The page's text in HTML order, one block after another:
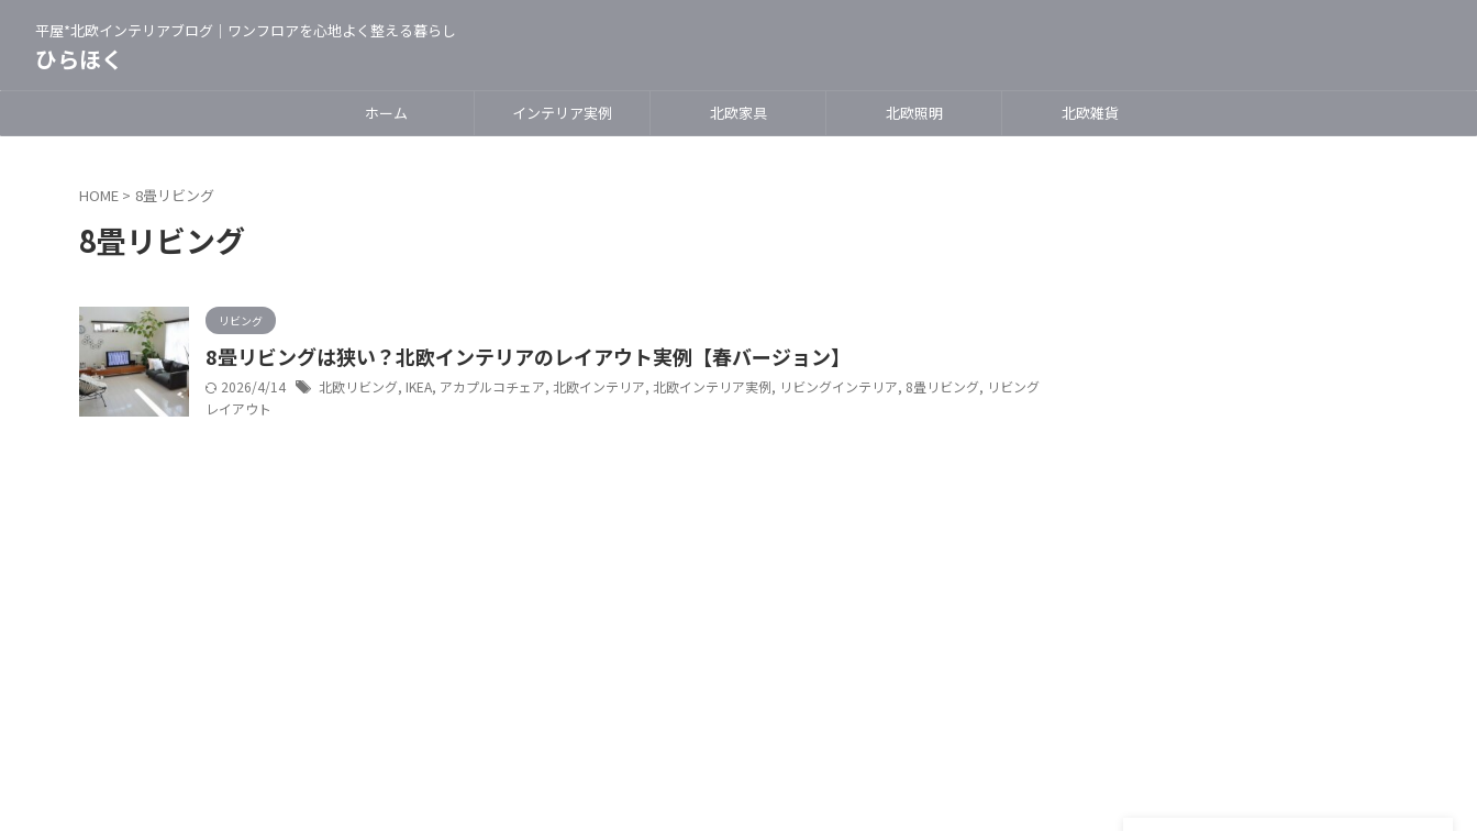
平屋*北欧インテリアブログ｜ワンフロアを心地よく整える暮らし
ひらほく
ホーム インテリア実例 北欧家具 北欧照明 北欧雑貨
HOME > 8畳リビング
8畳リビング
リビング
8畳リビングは狭い？北欧インテリアのレイアウト実例【春バージョン】
2026/4/14 北欧リビング, IKEA, アカプルコチェア, 北欧インテリア, 北欧インテリア実例, リビングインテリア, 8畳リビング, リビング
レイアウト